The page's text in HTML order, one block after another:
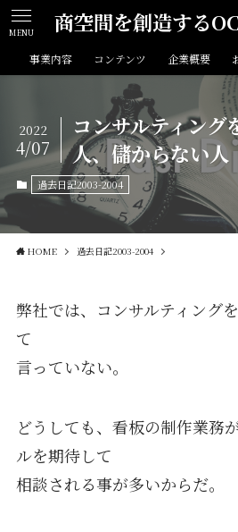
商空間を創造する
MENU
事業内容 コンテンツ 企業概要
コンサルティング
人、儲からない
2022
4/07
過去日記2003-2004
HOME 過去日記2003-2004
弊社では、コンサルティング
て
言っていない。
どうしても、看板の制作業務
ルを期待して
相談される事が多いからだ。